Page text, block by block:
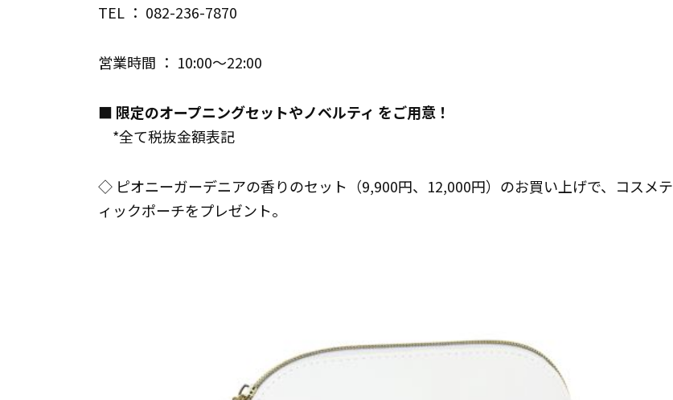
TEL ： 082-236-7870
営業時間 ： 10:00～22:00
■ 限定のオープニングセットやノベルティ をご用意！
*全て税抜金額表記
◇ ピオニーガーデニアの香りのセット（9,900円、12,000円）のお買い上げで、コスメテ
ィックポーチをプレゼント。